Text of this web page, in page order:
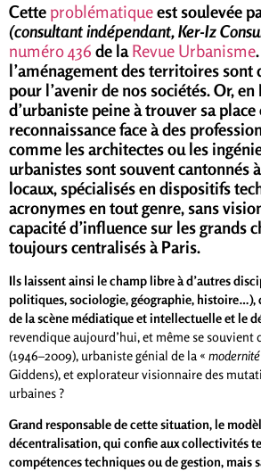
Cette problématiqueest soulevée
(consultant indépendant, Ker-Iz
numéro 436 de laRevue Urbanisme
l’aménagement des territoires sont
pour l’avenir de nos sociétés. Or,
d’urbaniste peine à trouver sa place
reconnaissance face à des
comme les architectes ou les
urbanistes sont souvent cantonnés
locaux, spécialisés en dispositifs
acronymes en tout genre, sans
capacité d’influence sur les grands
toujours centralisés à Paris.
Ils laissent ainsi le champ libre à d’autres
politiques, sociologie, géographie, histoire…),
de la scène médiatique et intellectuelle et le
revendique aujourd’hui, et même se souvient
(1946–2009), urbaniste génial de la «
Giddens), et explorateur visionnaire des
urbaines ?
Grand responsable de cette situation, le
décentralisation, qui confie aux collectivités
compétences techniques ou de gestion, mais